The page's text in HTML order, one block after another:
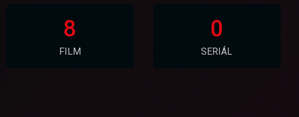
8
FILM
0
SERIÁL